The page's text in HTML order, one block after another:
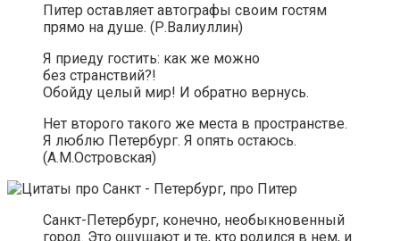
Питер оставляет автографы своим гостям
прямо на душе. (Р.Валиуллин)
Я приеду гостить: как же можно
без странствий?!
Обойду целый мир! И обратно вернусь.
Нет второго такого же места в пространстве.
Я люблю Петербург. Я опять остаюсь.
(А.М.Островская)
Санкт-Петербург, конечно, необыкновенный
город. Это ощущают и те, кто родился в нем, и